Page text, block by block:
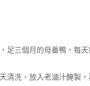
足三個月的母番鴨，每天
清洗、放入老滷汁醃製